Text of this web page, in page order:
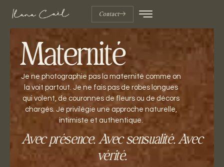
Contact
Maternité
Je ne photographie pas la maternité comme on
la voit partout. Je ne fais pas de robes longues
qui volent, de couronnes de fleurs ou de décors
chargés. Je privilégie une approche naturelle,
intimiste et authentique.
Avec présence. Avec sensualité. Avec
vérité.